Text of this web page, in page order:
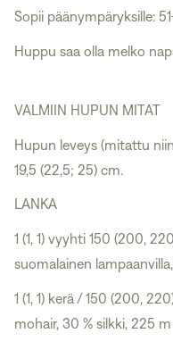
Sopii päänympäryksille:
Huppu saa olla melko
VALMIIN HUPUN MITAT
Hupun leveys (mitattu
19,5 (22,5; 25) cm.
LANKA
1 (1, 1) vyyhti 150 (200,
suomalainen
1 (1, 1) kerä / 150 (200,
mohair, 30 % silkki, 225